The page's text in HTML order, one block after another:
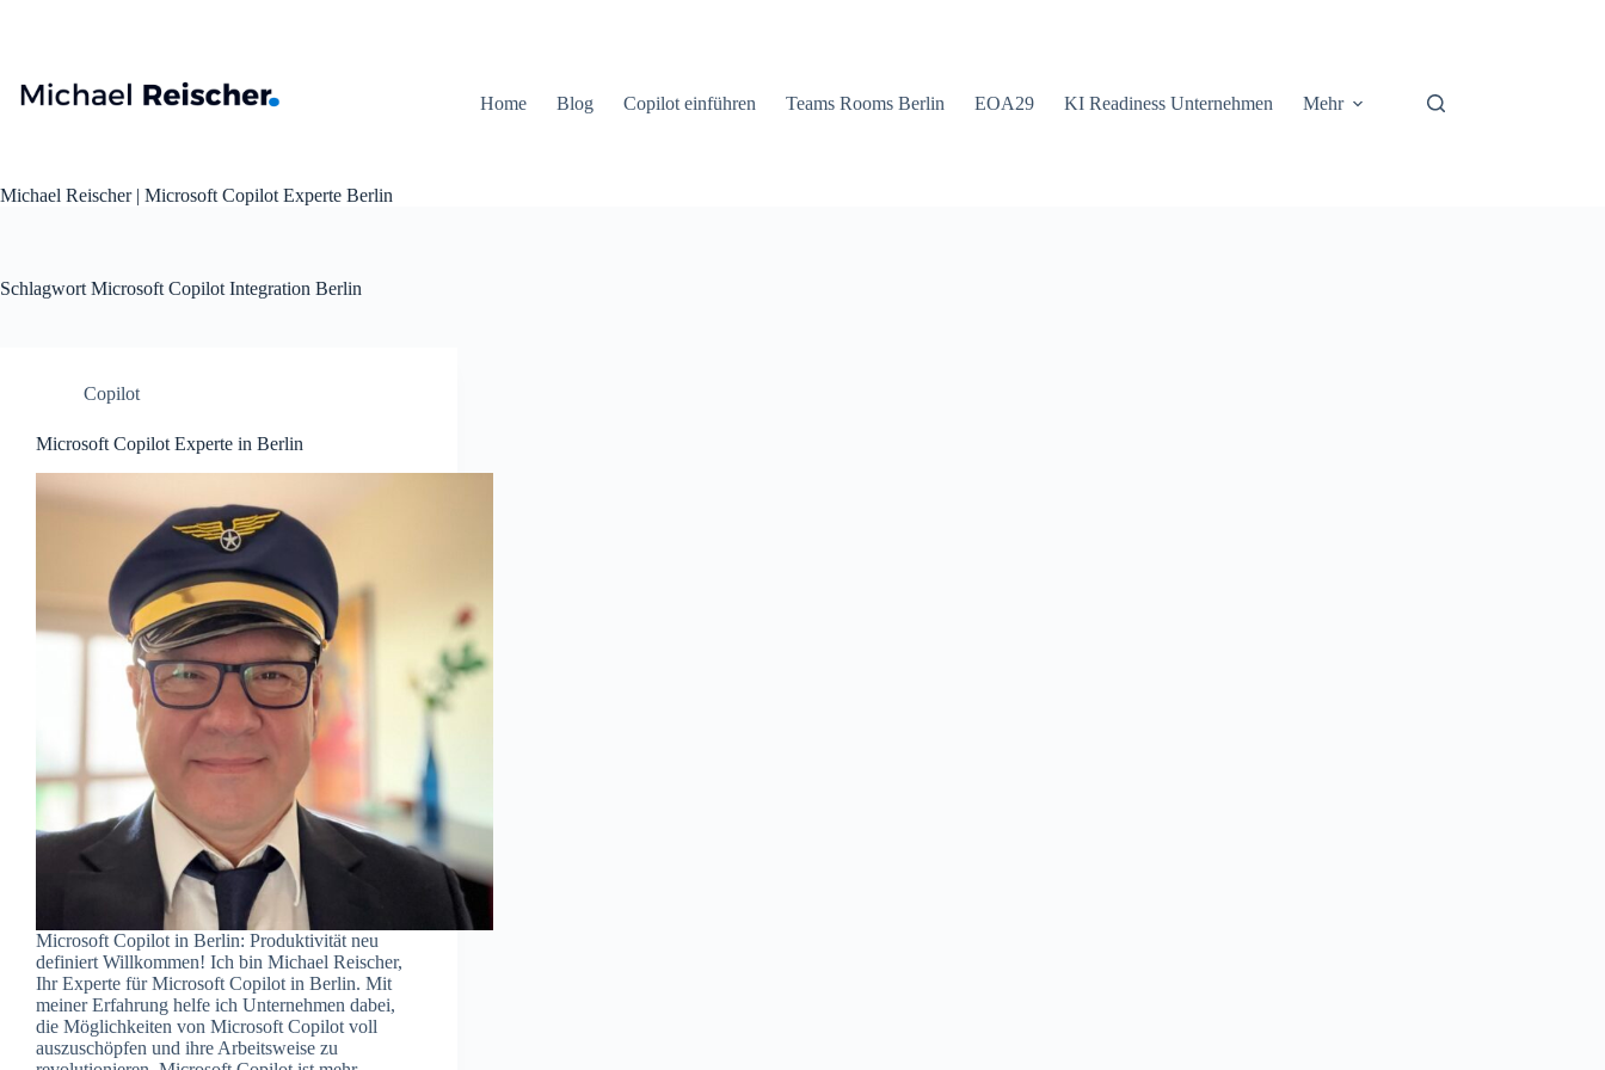
Michael Reischer | Microsoft Copilot Experte Berlin
Home Blog Copilot einführen Teams Rooms Berlin EOA29 KI Readiness Unternehmen Mehr
Schlagwort Microsoft Copilot Integration Berlin
Copilot
Microsoft Copilot Experte in Berlin
Microsoft Copilot in Berlin: Produktivität neu
definiert Willkommen! Ich bin Michael Reischer,
Ihr Experte für Microsoft Copilot in Berlin. Mit
meiner Erfahrung helfe ich Unternehmen dabei,
die Möglichkeiten von Microsoft Copilot voll
auszuschöpfen und ihre Arbeitsweise zu